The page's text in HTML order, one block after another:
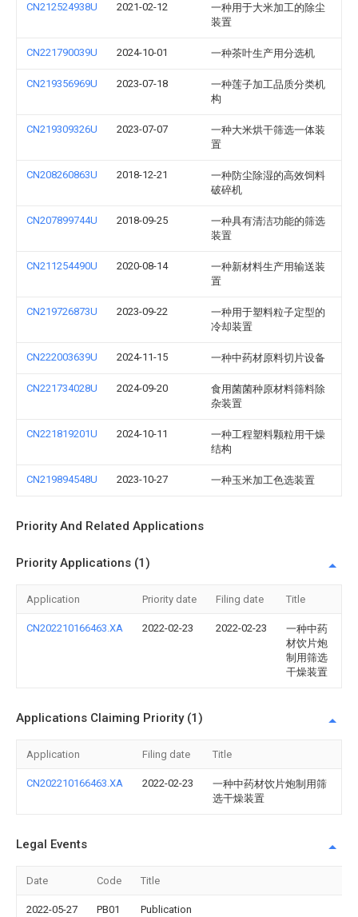
CN212524938U 2021-02-12
一种用于大米加工的除尘
装置
CN221790039U 2024-10-01 一种茶叶生产用分选机
CN219356969U 2023-07-18
一种莲子加工品质分类机
构
CN219309326U 2023-07-07
一种大米烘干筛选一体装
置
CN208260863U 2018-12-21
一种防尘除湿的高效饲料
破碎机
CN207899744U 2018-09-25
一种具有清洁功能的筛选
装置
CN211254490U 2020-08-14
一种新材料生产用输送装
置
CN219726873U 2023-09-22
一种用于塑料粒子定型的
冷却装置
CN222003639U 2024-11-15 一种中药材原料切片设备
CN221734028U 2024-09-20
食用菌菌种原材料筛料除
杂装置
CN221819201U 2024-10-11
一种工程塑料颗粒用干燥
结构
CN219894548U 2023-10-27 一种玉米加工色选装置
Priority And Related Applications
Priority Applications (1)
Application Priority date Filing date Title
CN202210166463.XA 2022-02-23 2022-02-23
一种中药
材饮片炮
制用筛选
干燥装置
Applications Claiming Priority (1)
Application Filing date Title
CN202210166463.XA 2022-02-23
一种中药材饮片炮制用筛
选干燥装置
Legal Events
Date Code Title
2022-05-27 PB01 Publication